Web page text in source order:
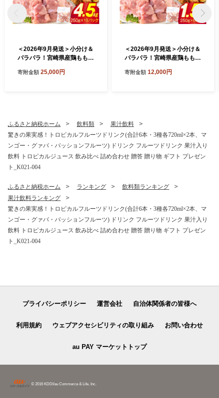
＜2026年9月発送＞小分け＆
パラパラ！宮崎県産鶏ももカ
鶏 パック 精肉 鶏モモ もも肉
寄附金額 25,000円
＜2026年9月発送＞小分け＆
パラパラ！宮崎県産鶏ももカ
鶏 パック 精肉 鶏モモ もも肉
寄附金額 12,000円
ふるさと納税ホーム 飲料類
果汁飲料
驚きの果実感！トロピカルフルーツドリンク(合計6本・3種各720ml×2本、マ
ンゴー・グァバ・パッションフルーツ) ドリンク フルーツドリンク 果汁入り
飲料 トロピカルジュース 飲み比べ 詰め合わせ 贈答 贈り物 ギフト プレゼン
ト_K021-004
ふるさと納税ホーム ランキング
飲料類ランキング
果汁飲料ランキング
驚きの果実感！トロピカルフルーツドリンク(合計6本・3種各720ml×2本、マ
ンゴー・グァバ・パッションフルーツ) ドリンク フルーツドリンク 果汁入り
飲料 トロピカルジュース 飲み比べ 詰め合わせ 贈答 贈り物 ギフト プレゼン
ト_K021-004
プライバシーポリシー 運営会社 自治体関係者の皆様へ
利用規約 ウェブアクセシビリティの取り組み お問い合わせ
au PAY マーケットトップ
© 2016 KDDI/au Commerce & Life, Inc.